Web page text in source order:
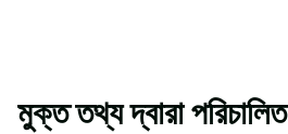
মুক্ত তথ্য দ্বারা পরিচালিত